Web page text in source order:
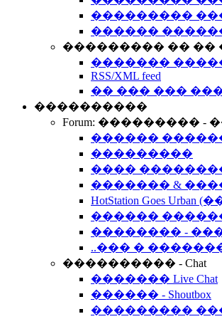
���������
������
��������� �� ��
�������
RSS/XML feed
�� ��� ���
����������
Forum: ���������
������
���������
����
������� &
HotStation Goes
������
�������� -
..��� �
���������� - Chat
������� Live Chat
������ - Shoutbox
���������